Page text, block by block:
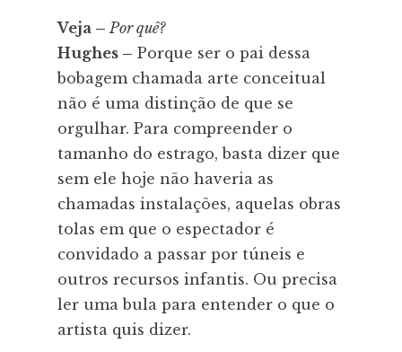
Veja – Por quê?
Hughes – Porque ser o pai dessa
bobagem chamada arte conceitual
não é uma distinção de que se
orgulhar. Para compreender o
tamanho do estrago, basta dizer que
sem ele hoje não haveria as
chamadas instalações, aquelas obras
tolas em que o espectador é
convidado a passar por túneis e
outros recursos infantis. Ou precisa
ler uma bula para entender o que o
artista quis dizer.